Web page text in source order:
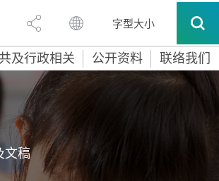
字型大小
及行政相关 公开资料 联络我们
文稿